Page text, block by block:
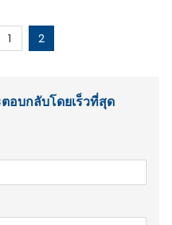
1 2
อบกลับโดยเร็วที่สุด